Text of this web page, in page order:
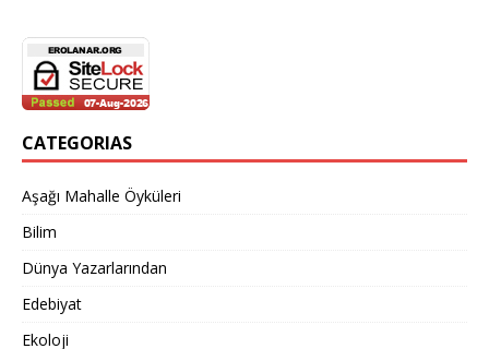
CATEGORIAS
Aşağı Mahalle Öyküleri
Bilim
Dünya Yazarlarından
Edebiyat
Ekoloji